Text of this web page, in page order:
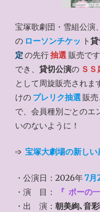
宝塚歌劇団・雪組公演、
の ローソンチケッ ト
定 の先行抽選 販売です
でき、 貸切公演の ＳＳ
として周旋販売されま
けの プレリク抽選 販
で、会員種別ごとのエ
いのないように！
➩ 宝塚大劇場の新しい
・公演日：2026年7月
・演 目：
『 ポーの一
・出 演： 朝美絢､音